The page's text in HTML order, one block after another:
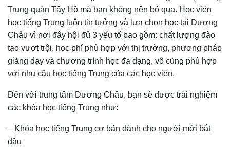
Trung quận Tây Hồ mà bạn không nên bỏ qua. Học viên
học tiếng Trung luôn tin tưởng và lựa chọn học tại Dương
Châu vì nơi đây hội đủ 3 yếu tố bao gồm: chất lượng đào
tạo vượt trội, học phí phù hợp với thị trường, phương pháp
giảng dạy và chương trình học đa dạng, vô cùng phù hợp
với nhu cầu học tiếng Trung của các học viên.
Đến với trung tâm Dương Châu, bạn sẽ được trải nghiệm
các khóa học tiếng Trung như:
– Khóa học tiếng Trung cơ bản dành cho người mới bắt
đầu